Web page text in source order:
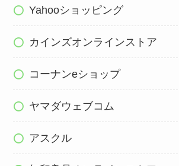
Yahooショッピング
カインズオンラインストア
コーナンeショップ
ヤマダウェブコム
アスクル